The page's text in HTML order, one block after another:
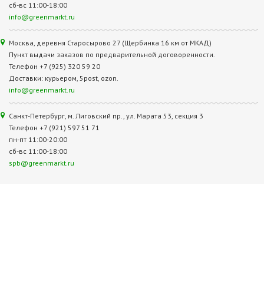
сб-вс 11:00-18:00
info@greenmarkt.ru
Москва, деревня Старосырово 27 (Щербинка 16 км от МКАД)
Пункт выдачи заказов по предварительной договоренности.
Телефон +7 (925) 320 59 20
Доставки: курьером, 5post, ozon.
info@greenmarkt.ru
Санкт-Петербург, м. Лиговский пр., ул. Марата 53, секция 3
Телефон +7 (921) 597 51 71
пн-пт 11:00-20:00
сб-вс 11:00-18:00
spb@greenmarkt.ru